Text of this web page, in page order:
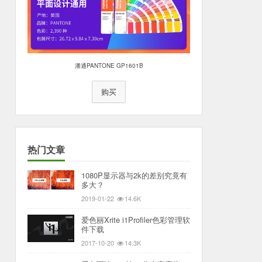
潘通PANTONE GP1601B
购买
热门文章
1080P显示器与2k的差别究竟有
多大？
2019-01-22 14.6K
爱色丽Xrite i1Profiler色彩管理软
件下载
2017-10-20 14.3K